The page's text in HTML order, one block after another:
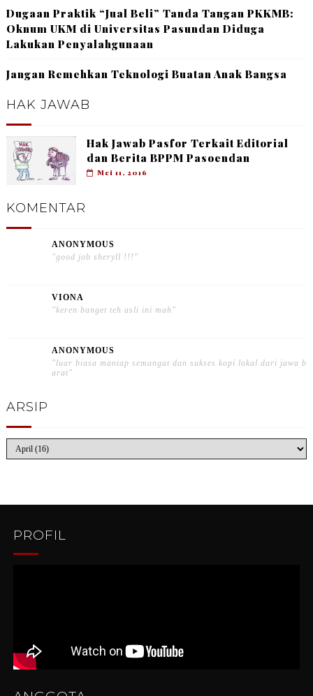
Dugaan Praktik “Jual Beli” Tanda Tangan PKKMB:
Oknum UKM di Universitas Pasundan Diduga
Lakukan Penyalahgunaan
Jangan Remehkan Teknologi Buatan Anak Bangsa
HAK JAWAB
Hak Jawab Pasfor Terkait Editorial
dan Berita BPPM Pasoendan
Mei 11, 2016
KOMENTAR
ANONYMOUS
"good job sheryll !!!"
VIONA
"keren banget teh asli ini mah"
ANONYMOUS
"luar biasa mantap semangat dan sukses kopi lokal dari jawa b
arat"
ARSIP
PROFIL